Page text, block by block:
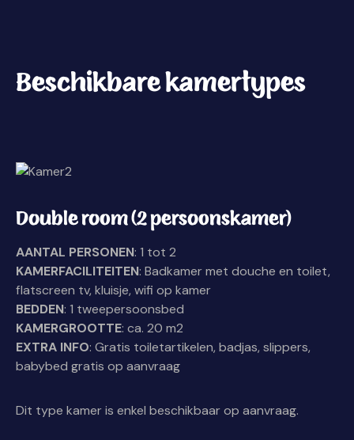
Beschikbare kamertypes
Double room (2 persoonskamer)
AANTAL PERSONEN: 1 tot 2
KAMERFACILITEITEN: Badkamer met douche en toilet,
flatscreen tv, kluisje, wifi op kamer
BEDDEN: 1 tweepersoonsbed
KAMERGROOTTE: ca. 20 m2
EXTRA INFO: Gratis toiletartikelen, badjas, slippers,
babybed gratis op aanvraag
Dit type kamer is enkel beschikbaar op aanvraag.